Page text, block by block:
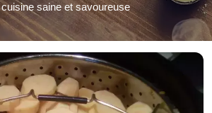
saine et savoureuse